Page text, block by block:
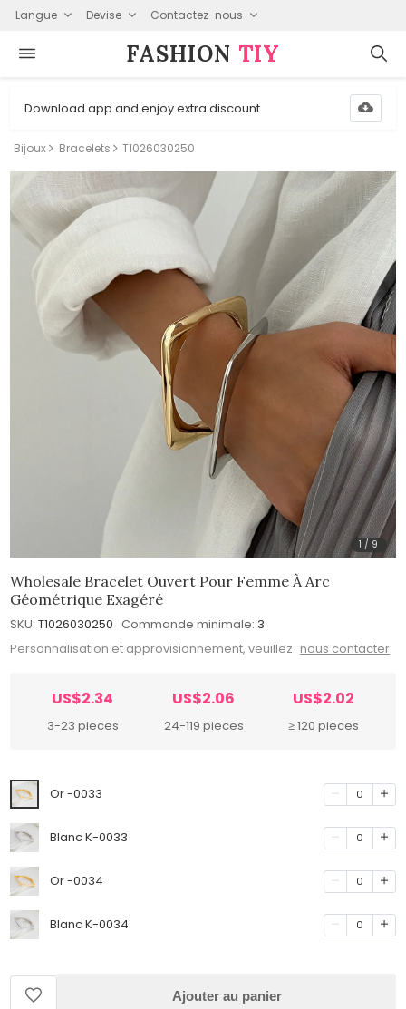
Langue Devise Contactez-nous
FASHION⁠ TIY
Download app and enjoy extra discount
Bijoux Bracelets T1026030250
1 / 9
Wholesale Bracelet Ouvert Pour Femme À Arc
Géométrique Exagéré
SKU: T1026030250 Commande minimale: 3
Personnalisation et approvisionnement, veuillez nous contacter
US$2.34
3-23 pieces
US$2.06
24-119 pieces
US$2.02
≥ 120 pieces
Or -0033 0
Blanc K-0033 0
Or -0034 0
Blanc K-0034 0
Ajouter au panier